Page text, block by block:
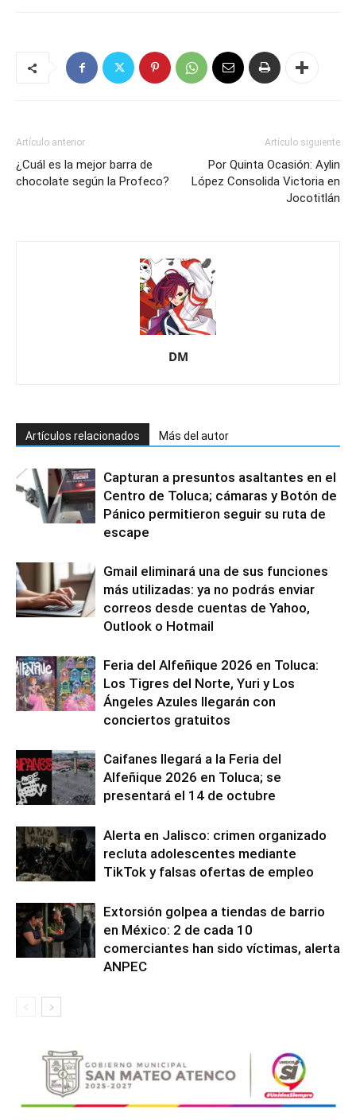
Artículo anterior
¿Cuál es la mejor barra de
chocolate según la Profeco?
Artículo siguiente
Por Quinta Ocasión: Aylin
López Consolida Victoria en
Jocotitlán
DM
Artículos relacionados Más del autor
Capturan a presuntos asaltantes en el
Centro de Toluca; cámaras y Botón de
Pánico permitieron seguir su ruta de
escape
Gmail eliminará una de sus funciones
más utilizadas: ya no podrás enviar
correos desde cuentas de Yahoo,
Outlook o Hotmail
Feria del Alfeñique 2026 en Toluca:
Los Tigres del Norte, Yuri y Los
Ángeles Azules llegarán con
conciertos gratuitos
Caifanes llegará a la Feria del
Alfeñique 2026 en Toluca; se
presentará el 14 de octubre
Alerta en Jalisco: crimen organizado
recluta adolescentes mediante
TikTok y falsas ofertas de empleo
Extorsión golpea a tiendas de barrio
en México: 2 de cada 10
comerciantes han sido víctimas, alerta
ANPEC